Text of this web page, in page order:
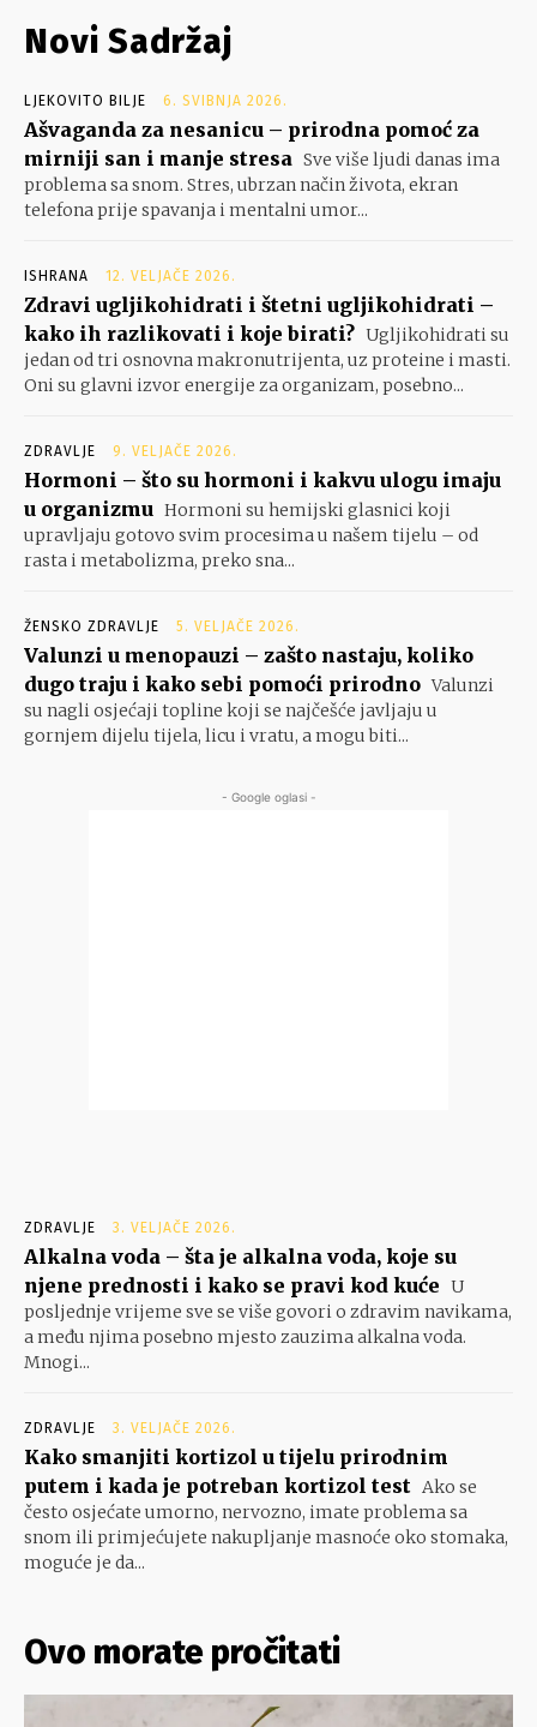
Novi Sadržaj
LJEKOVITO BILJE 6. SVIBNJA 2026.
Ašvaganda za nesanicu – prirodna pomoć za
mirniji san i manje stresa Sve više ljudi danas ima
problema sa snom. Stres, ubrzan način života, ekran
telefona prije spavanja i mentalni umor...
ISHRANA 12. VELJAČE 2026.
Zdravi ugljikohidrati i štetni ugljikohidrati –
kako ih razlikovati i koje birati? Ugljikohidrati su
jedan od tri osnovna makronutrijenta, uz proteine i masti.
Oni su glavni izvor energije za organizam, posebno...
ZDRAVLJE 9. VELJAČE 2026.
Hormoni – što su hormoni i kakvu ulogu imaju
u organizmu Hormoni su hemijski glasnici koji
upravljaju gotovo svim procesima u našem tijelu – od
rasta i metabolizma, preko sna...
ŽENSKO ZDRAVLJE 5. VELJAČE 2026.
Valunzi u menopauzi – zašto nastaju, koliko
dugo traju i kako sebi pomoći prirodno Valunzi
su nagli osjećaji topline koji se najčešće javljaju u
gornjem dijelu tijela, licu i vratu, a mogu biti...
- Google oglasi -
ZDRAVLJE 3. VELJAČE 2026.
Alkalna voda – šta je alkalna voda, koje su
njene prednosti i kako se pravi kod kuće U
posljednje vrijeme sve se više govori o zdravim navikama,
a među njima posebno mjesto zauzima alkalna voda.
Mnogi...
ZDRAVLJE 3. VELJAČE 2026.
Kako smanjiti kortizol u tijelu prirodnim
putem i kada je potreban kortizol test Ako se
često osjećate umorno, nervozno, imate problema sa
snom ili primjećujete nakupljanje masnoće oko stomaka,
moguće je da...
Ovo morate pročitati